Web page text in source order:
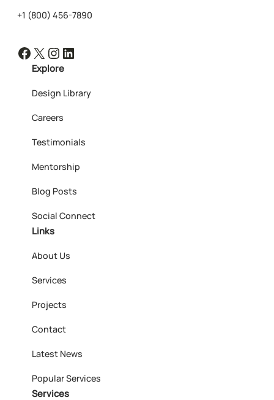
+1 (800) 456-7890
Facebook X Instagram LinkedIn
Explore
Design Library
Careers
Testimonials
Mentorship
Blog Posts
Social Connect
Links
About Us
Services
Projects
Contact
Latest News
Popular Services
Services